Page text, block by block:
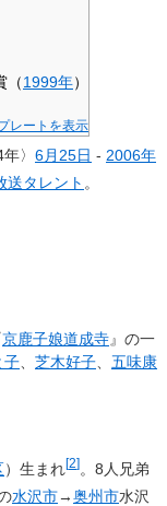
（1999年）
レートを表示
〉 6月25日 - 2006年
送タレント 。
京鹿子娘道成寺』の一
子 芝木好子
五味康
）生まれ[2]。8人兄弟
水沢市→奥州市水沢